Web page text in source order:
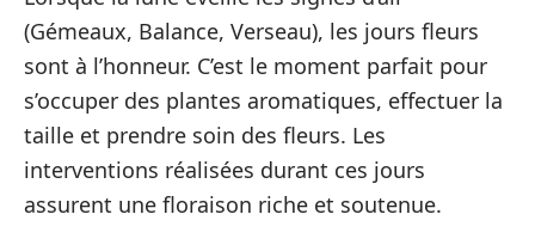
(Gémeaux, Balance, Verseau), les jours fleurs
sont à l’honneur. C’est le moment parfait pour
s’occuper des plantes aromatiques, effectuer la
taille et prendre soin des fleurs. Les
interventions réalisées durant ces jours
assurent une floraison riche et soutenue.